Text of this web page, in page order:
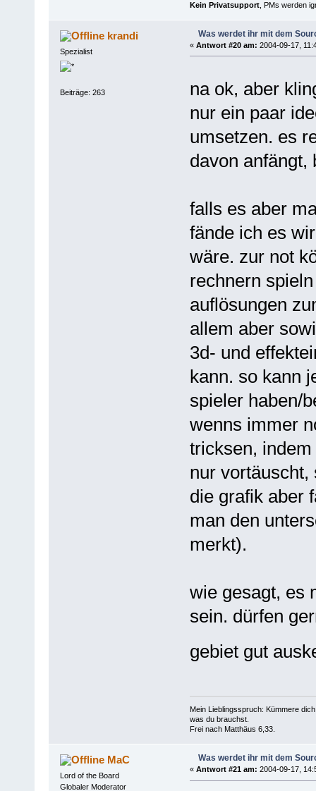
Kein Privatsupport, PMs werden
krandi
Spezialist
Beiträge: 263
Was werdet ihr mit dem
« Antwort #20 am: 2004-09-17,
na ok, aber
nur ein paar
umsetzen. es
davon anfängt,
falls es aber
fände ich es
wäre. zur not
rechnern
auflösungen
allem aber
3d- und
kann. so kann
spieler haben/
wenns immer
tricksen,
nur
die grafik aber
man den
merkt).
wie gesagt, es
sein. dürfen
gebiet gut
Mein Lieblingsspruch: Kümmere
was du brauchst.
Frei nach Matthäus 6,33.
MaC
Lord of the Board
Globaler Moderator
Was werdet ihr mit dem
« Antwort #21 am: 2004-09-17,